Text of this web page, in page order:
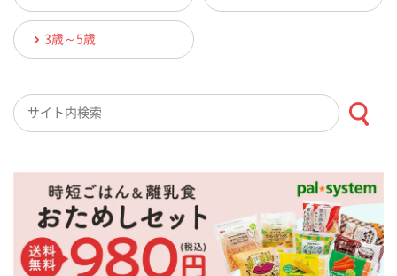
3歳～5歳
検索キーワード入力